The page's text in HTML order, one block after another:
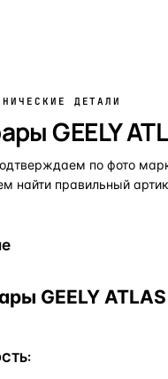
ДЕТАЛИ
GEELY
по фото
найти правильный
GEELY